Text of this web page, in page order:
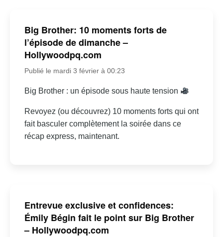
Big Brother: 10 moments forts de
l’épisode de dimanche –
Hollywoodpq.com
Publié le mardi 3 février à 00:23
Big Brother : un épisode sous haute tension
Revoyez (ou découvrez) 10 moments forts qui ont
fait basculer complètement la soirée dans ce
récap express, maintenant.
Entrevue exclusive et confidences:
Émily Bégin fait le point sur Big Brother
– Hollywoodpq.com